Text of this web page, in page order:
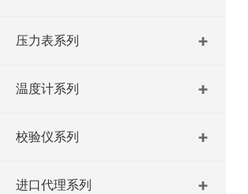
压力表系列
温度计系列
校验仪系列
进口代理系列